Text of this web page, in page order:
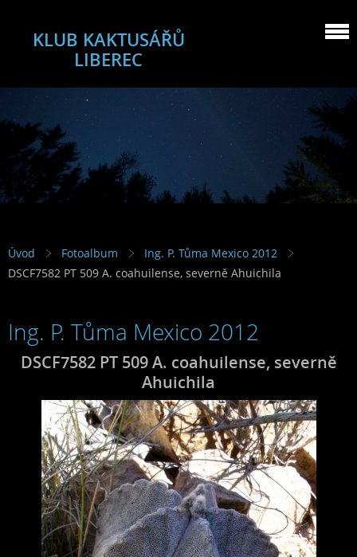
KLUB KAKTUSÁŘŮ
LIBEREC
Úvod Fotoalbum
Ing. P. Tůma Mexico 2012
DSCF7582 PT 509 A. coahuilense, severně Ahuichila
Ing. P. Tůma Mexico 2012
DSCF7582 PT 509 A. coahuilense, severně
Ahuichila